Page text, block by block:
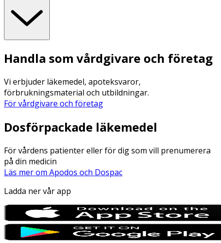
Handla som vårdgivare och företag
Vi erbjuder läkemedel, apoteksvaror,
förbrukningsmaterial och utbildningar.
För vårdgivare och företag
Dosförpackade läkemedel
För vårdens patienter eller för dig som vill prenumerera
på din medicin
Läs mer om Apodos och Dospac
Ladda ner vår app